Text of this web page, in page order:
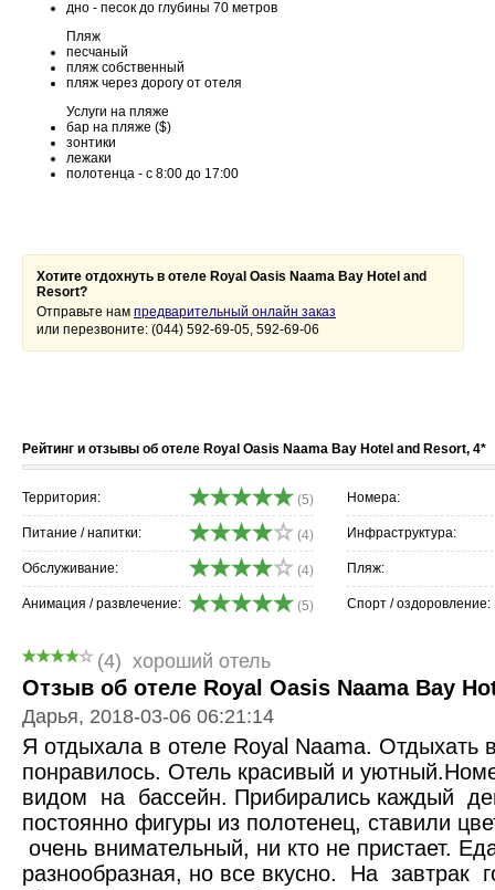
дно - песок до глубины 70 метров
Пляж
песчаный
пляж собственный
пляж через дорогу от отеля
Услуги на пляже
бар на пляже ($)
зонтики
лежаки
полотенца - с 8:00 до 17:00
Хотите отдохнуть в отеле Royal Oasis Naama Bay Hotel and
Resort?
Отправьте нам предварительный онлайн заказ
или перезвоните: (044) 592-69-05, 592-69-06
Рейтинг и отзывы об отеле Royal Oasis Naama Bay Hotel and Resort, 4*
Территория: (5) Номера:
Питание / напитки: (4) Инфраструктура:
Обслуживание: (4) Пляж:
Анимация / развлечение: (5) Спорт / оздоровление:
(4) хороший отель
Отзыв об отеле Royal Oasis Naama Bay
Дарья, 2018-03-06 06:21:14
Я отдыхала в отеле Royal Naama.
понравилось. Отель красивый и
видом на бассейн. Прибирались каждый
постоянно фигуры из полотенец, ставили
очень внимательный, ни кто не пристает.
разнообразная, но все вкусно. На завтрак